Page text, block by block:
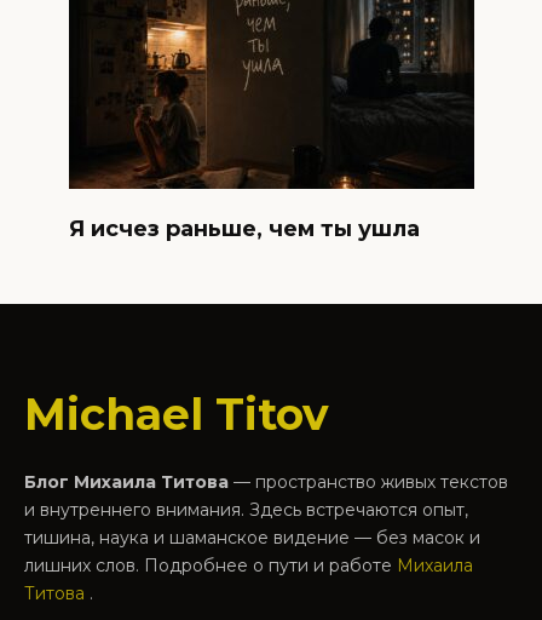
Я исчез раньше, чем ты ушла
Michael Titov
Блог Михаила Титова — пространство живых текстов
и внутреннего внимания. Здесь встречаются опыт,
тишина, наука и шаманское видение — без масок и
лишних слов. Подробнее о пути и работе Михаила
Титова .